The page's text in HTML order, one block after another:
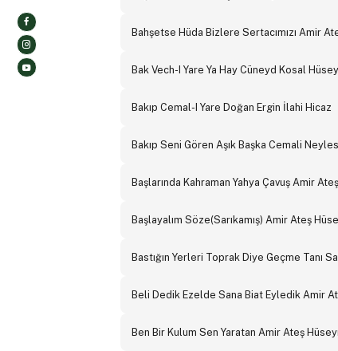
Bahşetse Hüda Bizlere Sertacımızı Amir
Bak Vech-I Yare Ya Hay Cüneyd Kosal
Bakıp Cemal-I Yare Doğan Ergin İlahi Hicaz
Bakıp Seni Gören Aşık Başka Cemali
Başlarında Kahraman Yahya Çavuş Amir
Başlayalım Söze(Sarıkamış) Amir Ateş
Bastığın Yerleri Toprak Diye Geçme Tanı
Beli Dedik Ezelde Sana Biat Eyledik Amir
Ben Bir Kulum Sen Yaratan Amir Ateş